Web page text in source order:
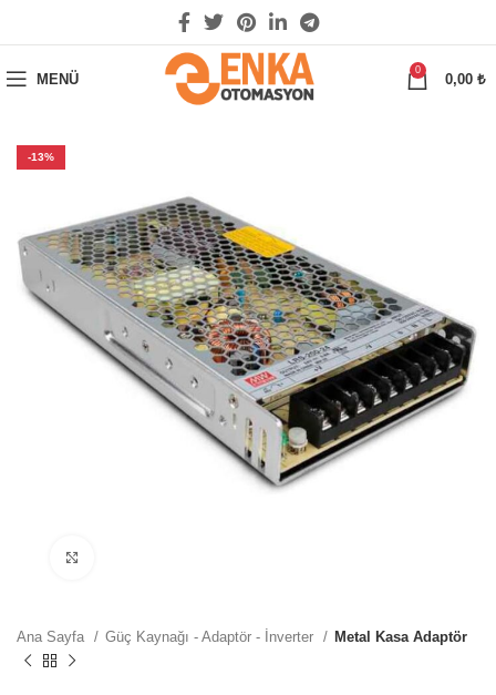
MENÜ
0
0,00 ₺
-13%
Ana Sayfa Güç Kaynağı - Adaptör - İnverter Metal Kasa Adaptör